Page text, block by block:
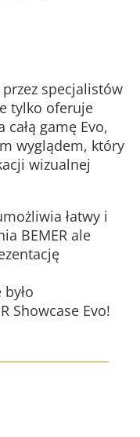
specjalistów
tylko oferuje
gamę Evo,
wyglądem, który
wizualnej
łatwy i
BEMER ale
Showcase Evo!